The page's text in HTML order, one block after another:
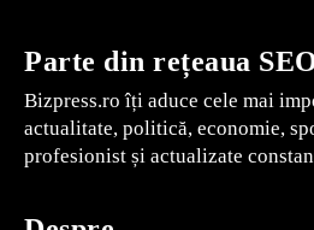
Parte din rețeaua
Bizpress.ro îți aduce cele mai
actualitate, politică, economie,
profesionist și actualizate